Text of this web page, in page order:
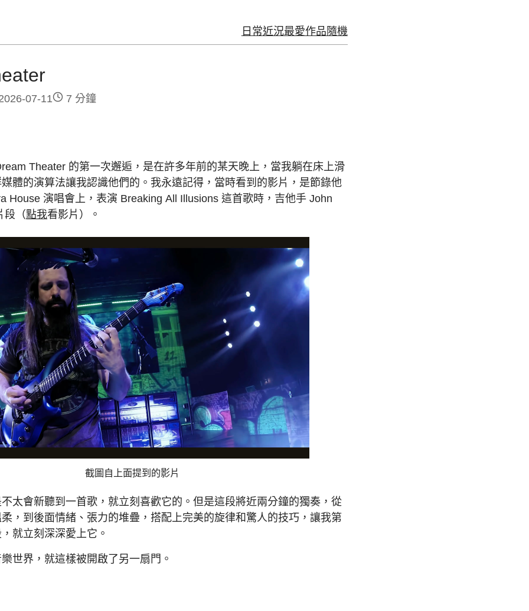
日常近況最愛作品 隨機
07-11 7 分鐘
Theater 的第一次邂逅，是在許多年前的某天晚上，當我躺在床上滑
體的演算法讓我認識他們的。我永遠記得，當時看到的影片，是節錄他
House 演唱會上，表演 Breaking All Illusions 這首歌時，吉他手 John
段（點我看影片）。
截圖自上面提到的影片
太會新聽到一首歌，就立刻喜歡它的。但是這段將近兩分鐘的獨奏，從
，到後面情緒、張力的堆疊，搭配上完美的旋律和驚人的技巧，讓我第
就立刻深深愛上它。
世界，就這樣被開啟了另一扇門。